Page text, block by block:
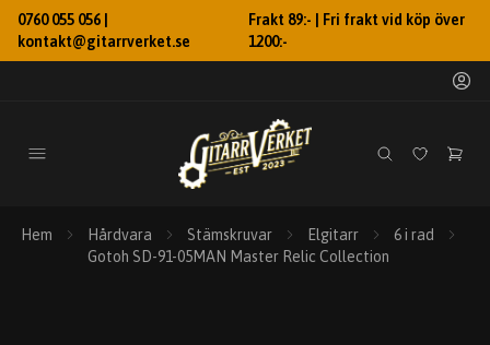
0760 055 056 |
kontakt@gitarrverket.se
Frakt 89:- | Fri frakt vid köp över
1200:-
Hem Hårdvara Stämskruvar Elgitarr
6 i rad
Gotoh SD-91-05MAN Master Relic Collection